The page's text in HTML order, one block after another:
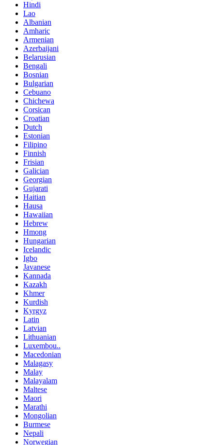
Hindi
Lao
Albanian
Amharic
Armenian
Azerbaijani
Belarusian
Bengali
Bosnian
Bulgarian
Cebuano
Chichewa
Corsican
Croatian
Dutch
Estonian
Filipino
Finnish
Frisian
Galician
Georgian
Gujarati
Haitian
Hausa
Hawaiian
Hebrew
Hmong
Hungarian
Icelandic
Igbo
Javanese
Kannada
Kazakh
Khmer
Kurdish
Kyrgyz
Latin
Latvian
Lithuanian
Luxembou..
Macedonian
Malagasy
Malay
Malayalam
Maltese
Maori
Marathi
Mongolian
Burmese
Nepali
Norwegian